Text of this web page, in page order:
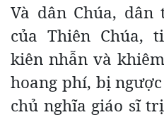
Và dân Chúa,
của Thiên Chúa,
kiên nhẫn và
hoang phí, bị
chủ nghĩa giáo sĩ